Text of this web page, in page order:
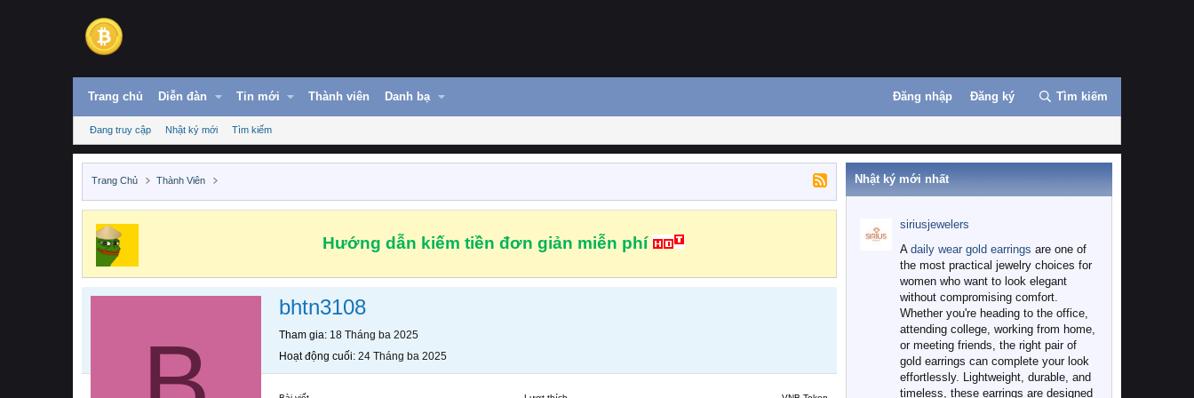
Trang chủ Diễn đàn Tin mới Thành viên Danh bạ Đăng nhập Đăng ký Tìm kiếm
Đang truy cập Nhật ký mới Tìm kiếm
Trang Chủ Thành Viên
Hướng dẫn kiếm tiền đơn giản miễn phí
bhtn3108
Tham gia 18 Tháng ba 2025
Hoạt động cuối 24 Tháng ba 2025
Nhật ký mới nhất
siriusjewelers
A daily wear gold earrings are one of
the most practical jewelry choices for
women who want to look elegant
without compromising comfort.
Whether you're heading to the office,
attending college, working from home,
or meeting friends, the right pair of
gold earrings can complete your look
effortlessly. Lightweight, durable, and
timeless, these earrings are designed